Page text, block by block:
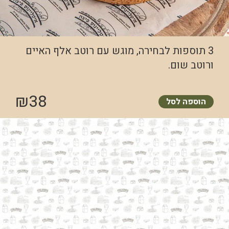
3 תוספות לבחירה, מוגש עם רוטב אלף האיים
ורוטב שום.
הוספה לסל 38
₪